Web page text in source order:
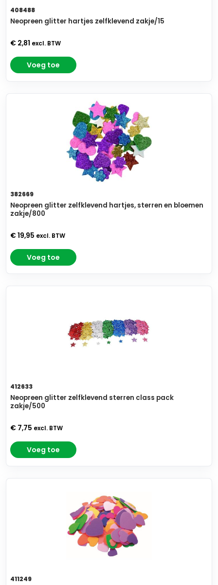
408488
Neopreen glitter hartjes zelfklevend zakje/15
€ 2,81 excl. BTW
Voeg toe
382669
Neopreen glitter zelfklevend hartjes, sterren en bloemen
zakje/800
€ 19,95 excl. BTW
Voeg toe
412633
Neopreen glitter zelfklevend sterren class pack
zakje/500
€ 7,75 excl. BTW
Voeg toe
411249